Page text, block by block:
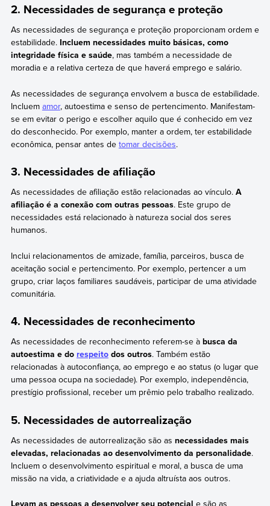
2. Necessidades de segurança e proteção
As necessidades de segurança e proteção proporcionam ordem e
estabilidade. Incluem necessidades muito básicas, como
integridade física e saúde, mas também a necessidade de
moradia e a relativa certeza de que haverá emprego e salário.
As necessidades de segurança envolvem a busca de estabilidade.
Incluem amor, autoestima e senso de pertencimento. Manifestam-
se em evitar o perigo e escolher aquilo que é conhecido em vez
do desconhecido. Por exemplo, manter a ordem, ter estabilidade
econômica, pensar antes de tomar decisões.
3. Necessidades de afiliação
As necessidades de afiliação estão relacionadas ao vínculo. A
afiliação é a conexão com outras pessoas. Este grupo de
necessidades está relacionado à natureza social dos seres
humanos.
Inclui relacionamentos de amizade, família, parceiros, busca de
aceitação social e pertencimento. Por exemplo, pertencer a um
grupo, criar laços familiares saudáveis, participar de uma atividade
comunitária.
4. Necessidades de reconhecimento
As necessidades de reconhecimento referem-se à busca da
autoestima e do respeitodos outros. Também estão
relacionadas à autoconfiança, ao emprego e ao status (o lugar que
uma pessoa ocupa na sociedade). Por exemplo, independência,
prestígio profissional, receber um prêmio pelo trabalho realizado.
5. Necessidades de autorrealização
As necessidades de autorrealização são as necessidades mais
elevadas, relacionadas ao desenvolvimento da personalidade.
Incluem o desenvolvimento espiritual e moral, a busca de uma
missão na vida, a criatividade e a ajuda altruísta aos outros.